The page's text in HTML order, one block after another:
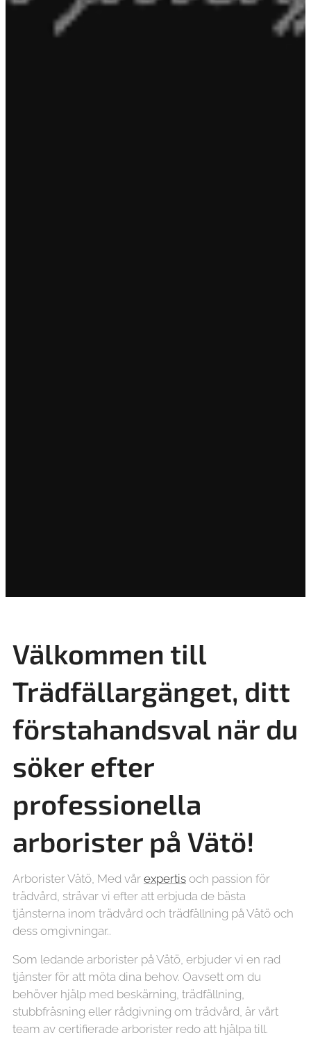
Välkommen till
Trädfällargänget, ditt
förstahandsval när du
söker efter
professionella
arborister på Vätö!
Arborister Vätö, Med vår expertis och passion för
trädvård, strävar vi efter att erbjuda de bästa
tjänsterna inom trädvård och trädfällning på Vätö och
dess omgivningar..
Som ledande arborister på Vätö, erbjuder vi en rad
tjänster för att möta dina behov. Oavsett om du
behöver hjälp med beskärning, trädfällning,
stubbfräsning eller rådgivning om trädvård, är vårt
team av certifierade arborister redo att hjälpa till.